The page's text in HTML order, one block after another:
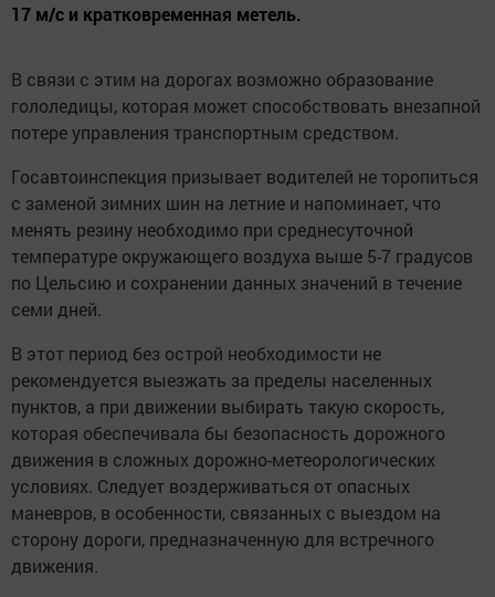
17 м/с и кратковременная метель.
В связи с этим на дорогах возможно образование
гололедицы, которая может способствовать внезапной
потере управления транспортным средством.
Госавтоинспекция призывает водителей не торопиться
с заменой зимних шин на летние и напоминает, что
менять резину необходимо при среднесуточной
температуре окружающего воздуха выше 5-7 градусов
по Цельсию и сохранении данных значений в течение
семи дней.
В этот период без острой необходимости не
рекомендуется выезжать за пределы населенных
пунктов, а при движении выбирать такую скорость,
которая обеспечивала бы безопасность дорожного
движения в сложных дорожно-метеорологических
условиях. Следует воздерживаться от опасных
маневров, в особенности, связанных с выездом на
сторону дороги, предназначенную для встречного
движения.